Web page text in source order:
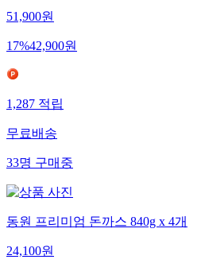
51,900원
17%42,900원
1,287적립
무료배송
33명구매중
동원 프리미엄 돈까스 840g x 4개
24,100원